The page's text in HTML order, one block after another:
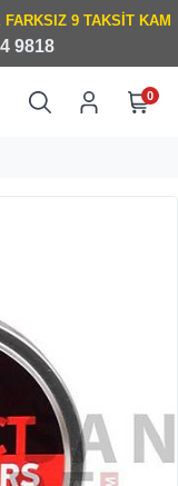
9818
0